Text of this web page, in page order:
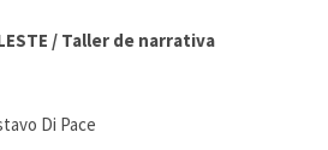
/ Taller de narrativa
Di Pace